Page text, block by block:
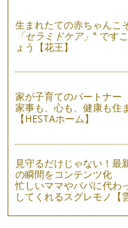
皆さん、こんにちは！
す。梅雨もまっただ中
野菜も大変身！ 親子で
皆さん、こんにちは
とうとう梅雨入りしま
野菜でスイーツ♪ 親子
こんにちは！ 野菜ソ
う間にもう半分…6月…
野菜の《旬》について知
こんにちは！野菜ソム
しが感じられるようにな
生まれたての赤ちゃんこ
「セラミドケア」※ です
ょう【花王】
家が子育てのパートナー
家事も、心も、健康も住
【HESTAホーム】
見守るだけじゃない！最
の瞬間をコンテンツ化
忙しいママやパパに代わ
してくれるスグレモノ【